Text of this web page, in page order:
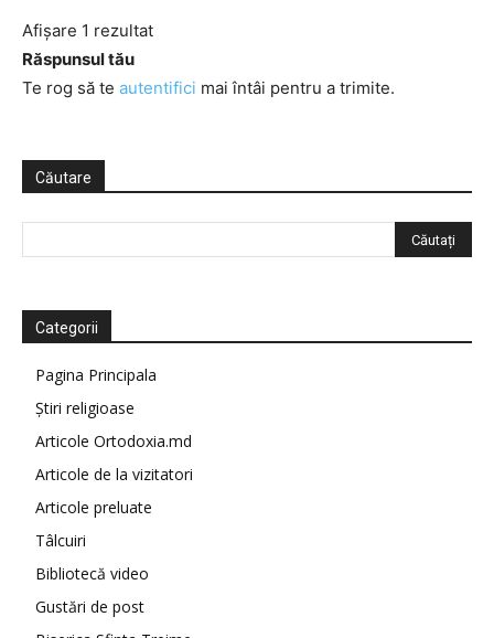
Afișare 1 rezultat
Răspunsul tău
Te rog să te autentifici mai întâi pentru a trimite.
Căutare
Categorii
Pagina Principala
Știri religioase
Articole Ortodoxia.md
Articole de la vizitatori
Articole preluate
Tâlcuiri
Bibliotecă video
Gustări de post